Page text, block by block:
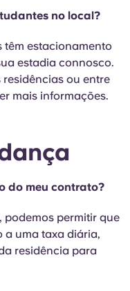
no local?
têm estacionamento
estadia connosco.
ou entre
mais informações.
do meu contrato?
permitir que
a uma taxa diária,
residência para